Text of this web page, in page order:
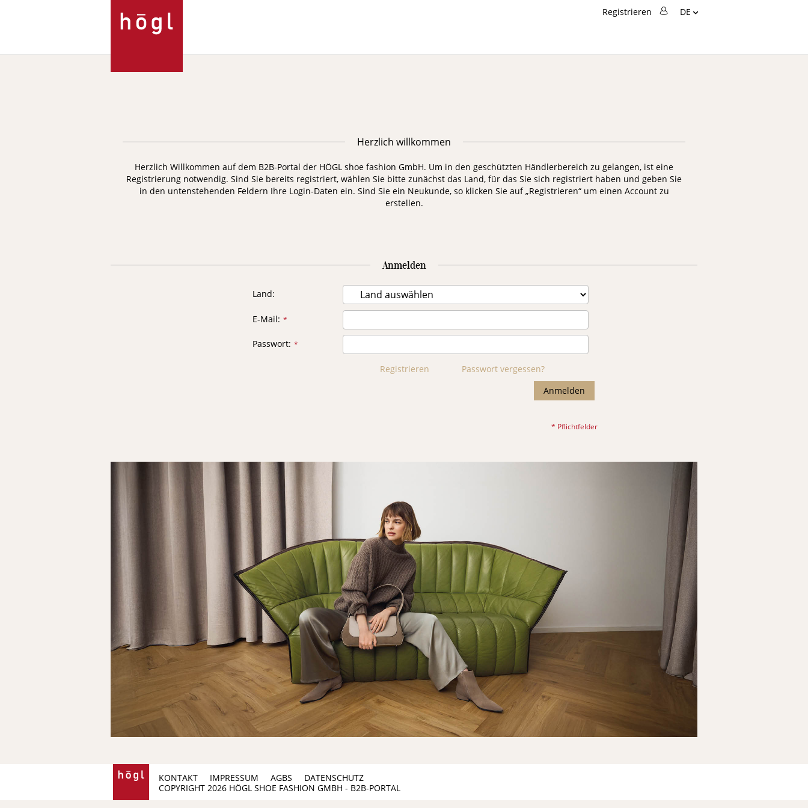
Direkt
zum
Sprache
DE
Registrieren Ändern
Herzlich willkommen
Herzlich Willkommen auf dem B2B-Portal der HÖGL shoe fashion GmbH. Um in den geschützten Händlerbereich zu gelangen, ist eine
Registrierung notwendig. Sind Sie bereits registriert, wählen Sie bitte zunächst das Land, für das Sie sich registriert haben und geben Sie
in den untenstehenden Feldern Ihre Login-Daten ein. Sind Sie ein Neukunde, so klicken Sie auf „Registrieren“ um einen Account zu
erstellen.
Anmelden
Land
E-Mail
Passwort
Registrieren
Passwort vergessen?
Anmelden
KONTAKT IMPRESSUM AGBS
DATENSCHUTZ
COPYRIGHT 2026 HÖGL SHOE FASHION GMBH - B2B-PORTAL